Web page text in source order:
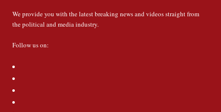
We provide you with the latest breaking news and videos straight from
the political and media industry.
Follow us on: